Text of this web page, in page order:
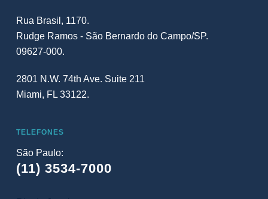
Rua Brasil, 1170.
Rudge Ramos - São Bernardo do Campo/SP.
09627-000.
2801 N.W. 74th Ave. Suite 211
Miami, FL 33122.
TELEFONES
São Paulo:
(11) 3534-7000